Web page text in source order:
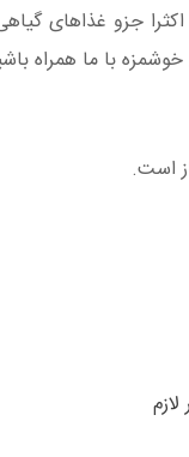
اکثرا جزو غذاهای
خوشمزه با ما همراه
است.